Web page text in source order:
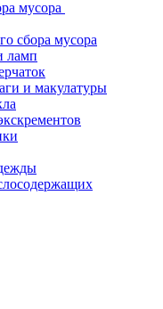
мусора
сбора мусора
ламп
и макулатуры